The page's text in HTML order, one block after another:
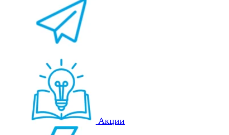
Акции